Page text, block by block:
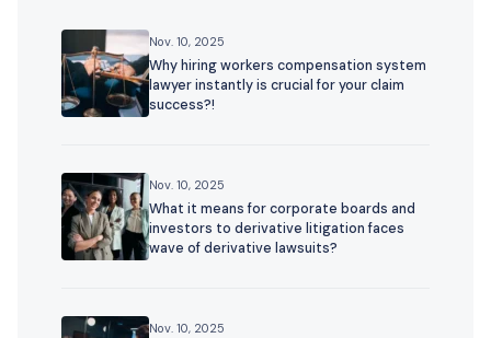
Nov. 10, 2025
Why hiring workers compensation system
lawyer instantly is crucial for your claim
success?!
Nov. 10, 2025
What it means for corporate boards and
investors to derivative litigation faces
wave of derivative lawsuits?
Nov. 10, 2025